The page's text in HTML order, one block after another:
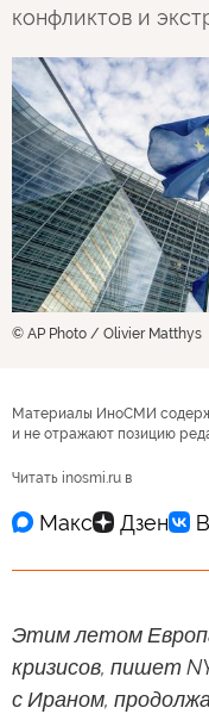
конфликтов и
© AP Photo / Olivier Matthys
Материалы ИноСМИ
и не отражают позицию
Читать inosmi.ru в
Этим летом
кризисов, пишет
с Ираном,